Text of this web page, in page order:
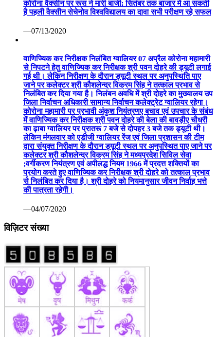
कोरोना वैक्सीन पर रूस ने मारी बाजी: सितंबर तक बाजार में आ सकती
है पहली वैक्सीन सेचेनोव विश्वविद्यालय का दावा सभी परीक्षण रहे सफल
—07/13/2020
वाणिज्यिक कर निरीक्षक निलंबित ग्वालियर 07 अप्रैल कोरोना महामारी
से निपटने हेतु वाणिज्यिक कर निरीक्षक श्री पवन दोहरे की ड्यूटी लगाई
गई थी। लेकिन निरीक्षण के दौरान ड्यूटी स्थल पर अनुपस्थिति पाए
जाने पर कलेक्टर श्री कौशलेन्द्र विक्रम सिंह ने तत्काल प्रभाव से
निलंबित कर दिया गया है। निलंबन अवधि में श्री दोहरे का मुख्यालय उप
जिला निर्वाचन अधिकारी सामान्य निर्वाचन कलेक्ट्रेट ग्वालियर रहेगा।
कोरोना महामारी पर प्रभावी अंकुश नियंत्रणए बचाव एवं उपचार के संबंध
में वाणिज्यिक कर निरीक्षक श्री पवन दोहरे की बेला की बावड़ीए चौधरी
का ढ़ाबा ग्वालियर पर प्रातरू 7 बजे से दोपहर 3 बजे तक ड्यूटी थी।
लेकिन मंगलवार को एडीजी ग्वालियर रेंज एवं जिला प्रशासन की टीम
द्वारा संयुक्त निरीक्षण के दौरान ड्यूटी स्थल पर अनुपस्थित पाए जाने पर
कलेक्टर श्री कौशलेन्द्र विक्रम सिंह ने मध्यप्रदेश सिविल सेवा
;वर्गीकरण नियंत्रण एवं अपीलद्ध नियम 1966 में प्रदत्त शक्तियों का
प्रयोग करते हुए वाणिज्यिक कर निरीक्षक श्री दोहरे को तत्काल प्रभाव
से निलंबित कर दिया है। श्री दोहरे को नियमानुसार जीवन निर्वाह भत्ते
की पात्रता रहेगी।
—04/07/2020
विज़िटर संख्या